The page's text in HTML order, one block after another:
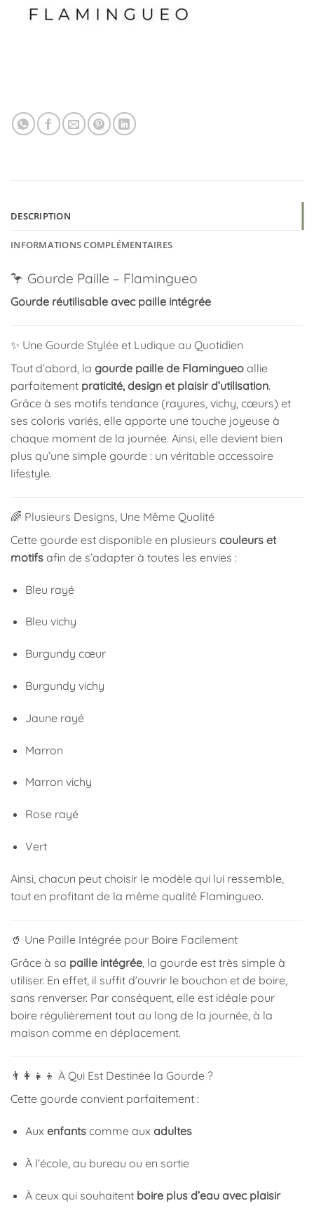
DESCRIPTION
INFORMATIONS COMPLÉMENTAIRES
🦩 Gourde Paille – Flamingueo
Gourde réutilisable avec paille intégrée
✨ Une Gourde Stylée et Ludique au Quotidien
Tout d’abord, la gourde paille de Flamingueo allie
parfaitement praticité, design et plaisir d’utilisation.
Grâce à ses motifs tendance (rayures, vichy, cœurs) et
ses coloris variés, elle apporte une touche joyeuse à
chaque moment de la journée. Ainsi, elle devient bien
plus qu’une simple gourde : un véritable accessoire
lifestyle.
🌈 Plusieurs Designs, Une Même Qualité
Cette gourde est disponible en plusieurs couleurs et
motifs afin de s’adapter à toutes les envies :
Bleu rayé
Bleu vichy
Burgundy cœur
Burgundy vichy
Jaune rayé
Marron
Marron vichy
Rose rayé
Vert
Ainsi, chacun peut choisir le modèle qui lui ressemble,
tout en profitant de la même qualité Flamingueo.
🥤 Une Paille Intégrée pour Boire Facilement
Grâce à sa paille intégrée , la gourde est très simple à
utiliser. En effet, il suffit d’ouvrir le bouchon et de boire,
sans renverser. Par conséquent, elle est idéale pour
boire régulièrement tout au long de la journée, à la
maison comme en déplacement.
👨‍👩‍👧‍👦 À Qui Est Destinée la Gourde ?
Cette gourde convient parfaitement :
Aux enfantscomme aux adultes
À l’école, au bureau ou en sortie
À ceux qui souhaitent boire plus d’eau avec plaisir